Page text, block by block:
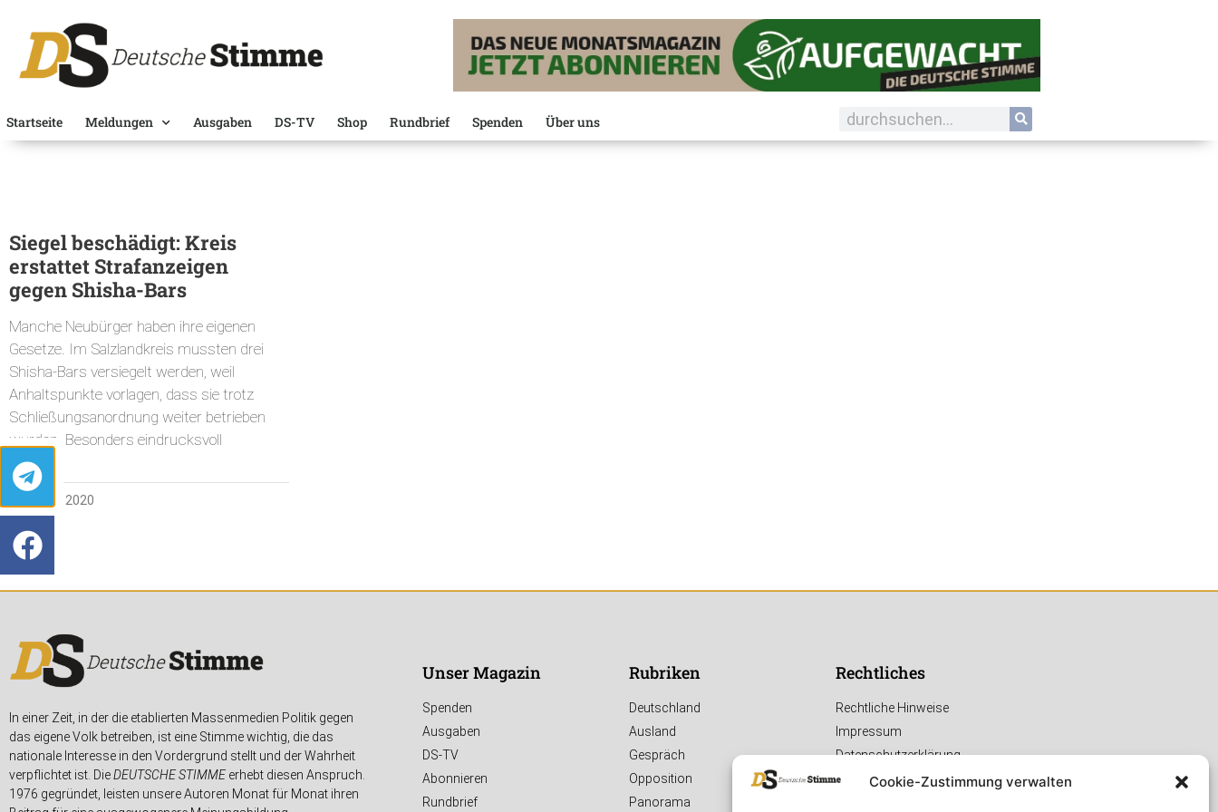
Cookie-Zustimmung verwalten
Startseite Meldungen Ausgaben DS-TV Shop Rundbrief Spenden Über uns
Siegel beschädigt: Kreis
erstattet Strafanzeigen
gegen Shisha-Bars
Manche Neubürger haben ihre eigenen
Gesetze. Im Salzlandkreis mussten drei
Shisha-Bars versiegelt werden, weil
Anhaltspunkte vorlagen, dass sie trotz
Schließungsanordnung weiter betrieben
wurden. Besonders eindrucksvoll
17. APRIL 2020
In einer Zeit, in der die etablierten Massenmedien Politik gegen
das eigene Volk betreiben, ist eine Stimme wichtig, die das
nationale Interesse in den Vordergrund stellt und der Wahrheit
verpflichtet ist. DieDEUTSCHE STIMMEerhebt diesen Anspruch.
1976 gegründet, leisten unsere Autoren Monat für Monat ihren
Unser Magazin
Spenden
Ausgaben
DS-TV
Abonnieren
Rundbrief
Rubriken
Deutschland
Ausland
Gespräch
Opposition
Panorama
Rechtliches
Rechtliche Hinweise
Impressum
Datenschutzerklärung